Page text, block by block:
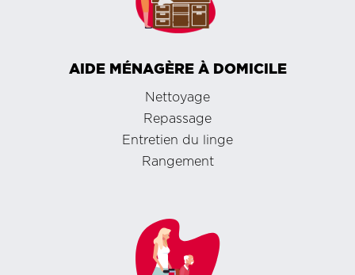
AIDE MÉNAGÈRE À DOMICILE
Nettoyage
Repassage
Entretien du linge
Rangement